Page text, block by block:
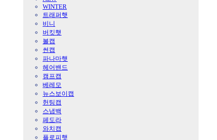
WINTER
트래퍼햇
비니
버킷햇
볼캡
썬캡
파나마햇
헤어밴드
캠프캡
베레모
뉴스보이캡
헌팅캡
스냅백
페도라
와치캡
플로피햇